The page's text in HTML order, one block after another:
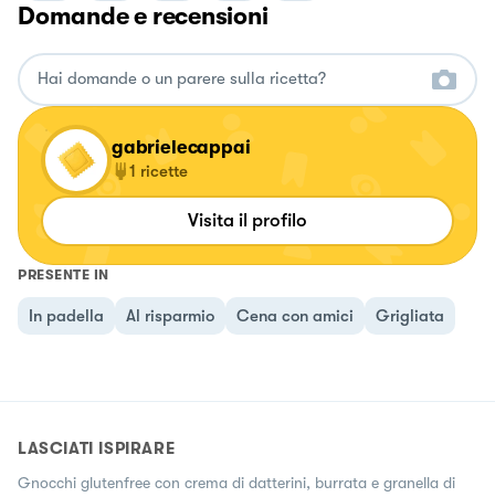
Domande e recensioni
gabrielecappai
1 ricette
Visita il profilo
PRESENTE IN
In padella Al risparmio Cena con amici Grigliata
LASCIATI ISPIRARE
Gnocchi glutenfree con crema di datterini, burrata e granella di